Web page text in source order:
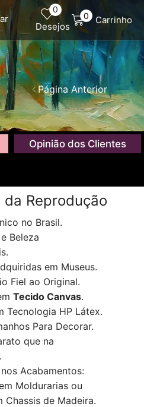
0
Desejos
0 Carrinho
Página Anterior
Opinião dos Clientes
da Reprodução
no Brasil.
Beleza
em Museus.
Fiel ao Original.
Tecido Canvas.
Tecnologia HP Látex.
Para Decorar.
que na
Acabamentos:
Moldurarias ou
Chassis de Madeira.